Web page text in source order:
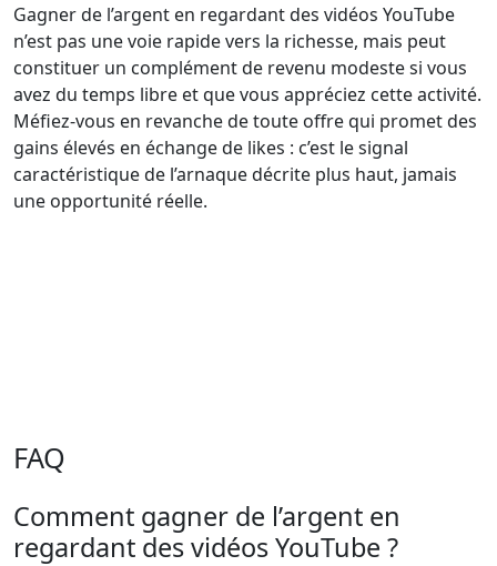
Gagner de l’argent en regardant des vidéos YouTube
n’est pas une voie rapide vers la richesse, mais peut
constituer un complément de revenu modeste si vous
avez du temps libre et que vous appréciez cette activité.
Méfiez-vous en revanche de toute offre qui promet des
gains élevés en échange de likes : c’est le signal
caractéristique de l’arnaque décrite plus haut, jamais
une opportunité réelle.
FAQ
Comment gagner de l’argent en
regardant des vidéos YouTube ?